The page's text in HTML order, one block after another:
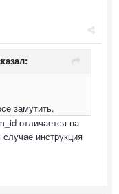
замутить.
отличается на
инструкция